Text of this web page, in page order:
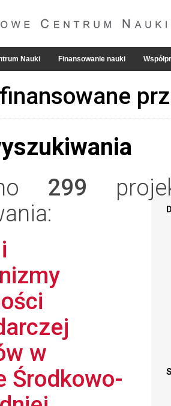
Nauki Finansowanie nauki
299
w
Środkowo-